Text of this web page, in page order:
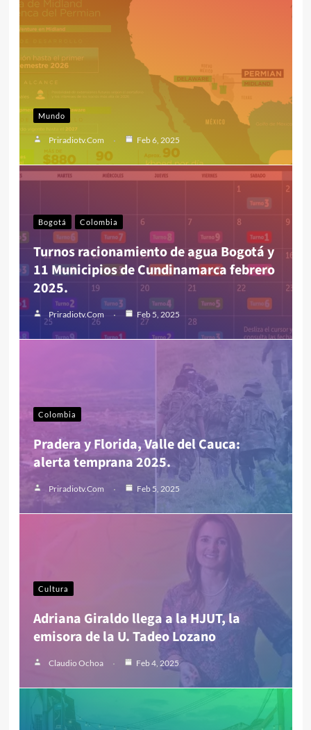
Mundo
Priradiotv.com Feb 6, 2025
Bogotá Colombia
Turnos racionamiento de agua Bogotá y
11 Municipios de Cundinamarca febrero
2025.
Priradiotv.com Feb 5, 2025
Colombia
Pradera y Florida, Valle del Cauca:
alerta temprana 2025.
Priradiotv.com Feb 5, 2025
Cultura
Adriana Giraldo llega a la HJUT, la
emisora de la U. Tadeo Lozano
Claudio Ochoa Feb 4, 2025